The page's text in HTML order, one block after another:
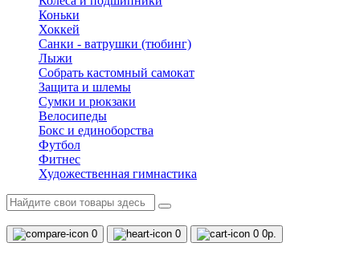
Коньки
Хоккей
Санки - ватрушки (тюбинг)
Лыжи
Собрать кастомный самокат
Защита и шлемы
Сумки и рюкзаки
Велосипеды
Бокс и единоборства
Футбол
Фитнес
Художественная гимнастика
0 0 0 0р.